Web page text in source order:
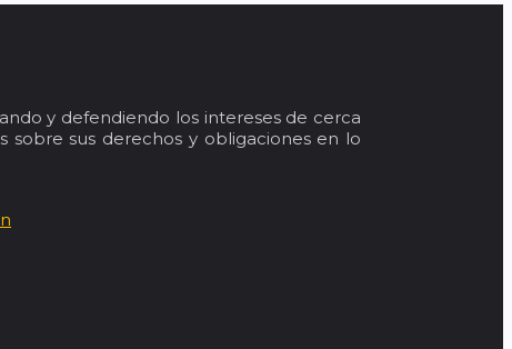
y defendiendo los intereses de cerca
sus derechos y obligaciones en lo